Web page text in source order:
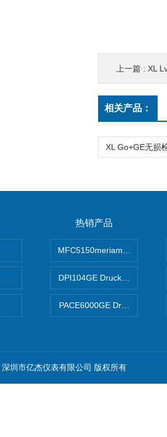
上一篇 : XL
相关产品：
热销产品
MFC5150meriam智能手操器
DPI104GE Druck德鲁克
PACE6000GE Druck德鲁克
圳市亿杰仪表有限公司 版权所有